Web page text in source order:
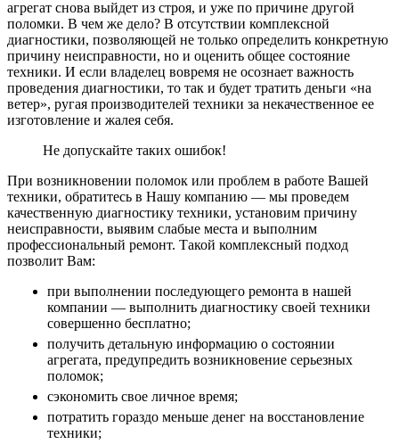
агрегат снова выйдет из строя, и уже по причине другой
поломки. В чем же дело? В отсутствии комплексной
диагностики, позволяющей не только определить конкретную
причину неисправности, но и оценить общее состояние
техники. И если владелец вовремя не осознает важность
проведения диагностики, то так и будет тратить деньги «на
ветер», ругая производителей техники за некачественное ее
изготовление и жалея себя.
Не допускайте таких ошибок!
При возникновении поломок или проблем в работе Вашей
техники, обратитесь в Нашу компанию — мы проведем
качественную диагностику техники, установим причину
неисправности, выявим слабые места и выполним
профессиональный ремонт. Такой комплексный подход
позволит Вам:
при выполнении последующего ремонта в нашей
компании — выполнить диагностику своей техники
совершенно бесплатно;
получить детальную информацию о состоянии
агрегата, предупредить возникновение серьезных
поломок;
сэкономить свое личное время;
потратить гораздо меньше денег на восстановление
техники;